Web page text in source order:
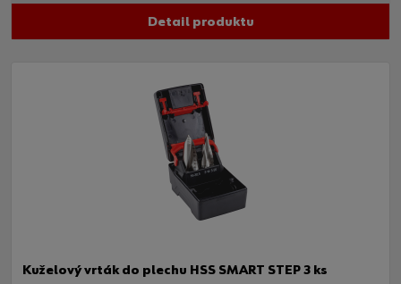
Detail produktu
Kuželový vrták do plechu HSS SMART STEP 3 ks